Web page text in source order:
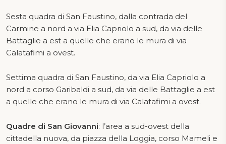
Sesta quadra di San Faustino, dalla contrada del
Carmine a nord a via Elia Capriolo a sud, da via delle
Battaglie a est a quelle che erano le mura di via
Calatafimi a ovest.
Settima quadra di San Faustino, da via Elia Capriolo a
nord a corso Garibaldi a sud, da via delle Battaglie a est
a quelle che erano le mura di via Calatafimi a ovest.
Quadre di San Giovanni: l’area a sud-ovest della
cittadella nuova, da piazza della Loggia, corso Mameli e